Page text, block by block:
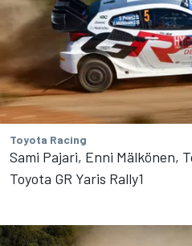
Toyota Racing
Sami Pajari, Enni Mälkönen,
Toyota GR Yaris Rally1